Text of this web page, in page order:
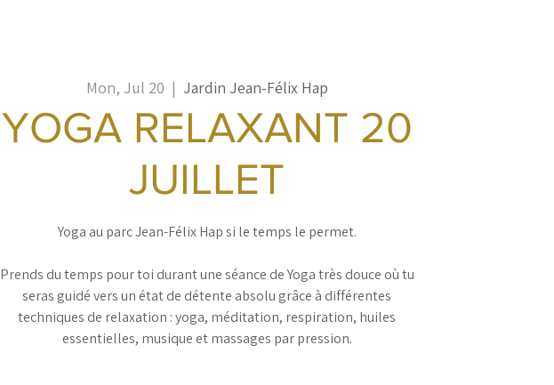
Mon, Jul 20
  |
Jardin Jean-Félix Hap
YOGA RELAXANT 20
JUILLET
Yoga au parc Jean-Félix Hap si le temps le permet.
Prends du temps pour toi durant une séance de Yoga très douce où tu
seras guidé vers un état de détente absolu grâce à différentes
techniques de relaxation : yoga, méditation, respiration, huiles
essentielles, musique et massages par pression.